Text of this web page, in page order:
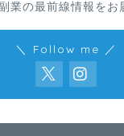
業の最前線情報をお
＼ Follow me ／